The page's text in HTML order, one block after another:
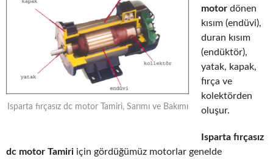
Isparta fırçasız dc motor Tamiri, Sarımı ve Bakımı
motor dönen
kısım (endüvi),
duran kısım
(endüktör),
yatak, kapak,
fırça ve
kolektörden
oluşur.
Isparta fırçasız
dc motor Tamiri için gördüğümüz motorlar genelde